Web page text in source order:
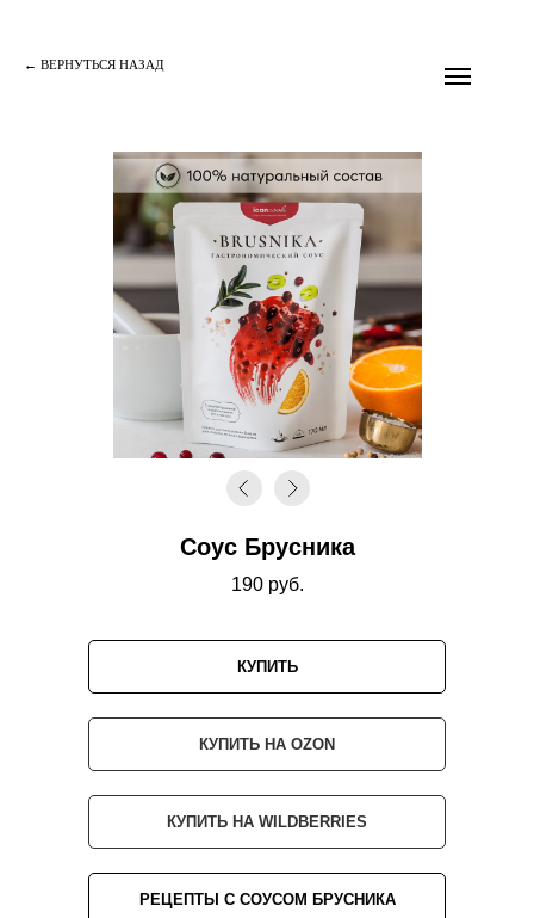
← ВEРНУТЬСЯ НАЗАД
Соус Брусника
190 руб.
КУПИТЬ
РЕЦЕПТЫ С СОУСОМ БРУСНИКА
КУПИТЬ НА WILDBERRIES
КУПИТЬ НА OZON